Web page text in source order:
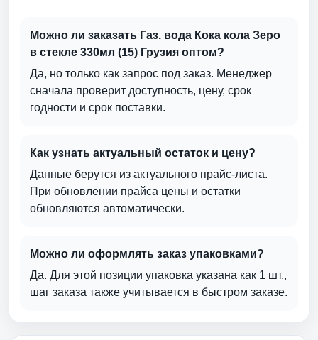
Можно ли заказать Газ. вода Кока кола Зеро
в стекле 330мл (15) Грузия оптом?
Да, но только как запрос под заказ. Менеджер
сначала проверит доступность, цену, срок
годности и срок поставки.
Как узнать актуальный остаток и цену?
Данные берутся из актуального прайс-листа.
При обновлении прайса цены и остатки
обновляются автоматически.
Можно ли оформлять заказ упаковками?
Да. Для этой позиции упаковка указана как 1 шт.,
шаг заказа также учитывается в быстром заказе.